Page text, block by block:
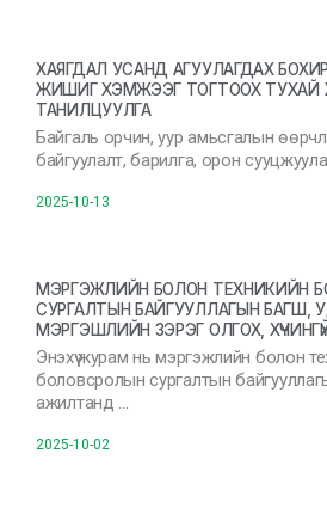
ХАЯГДАЛ УСАНД АГУУЛАГДАХ
ЖИШИГ ХЭМЖЭЭГ ТОГТООХ ТУХАЙ
ТАНИЛЦУУЛГА
Байгаль орчин, уур амьсгалын
байгуулалт, барилга, орон
2025-10-13
МЭРГЭЖЛИЙН БОЛОН ТЕХНИКИЙН
СУРГАЛТЫН БАЙГУУЛЛАГЫН
МЭРГЭШЛИЙН ЗЭРЭГ ОЛГОХ,
Энэхүү журам нь мэргэжлийн болон
боловсролын сургалтын
ажилтанд …
2025-10-02